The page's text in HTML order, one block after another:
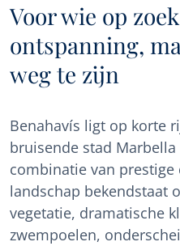
Voor wie op
ontspanning,
weg te zijn
Benahavís ligt op korte
bruisende stad
combinatie van
landschap bekendstaat
vegetatie, dramatische
zwempoelen,